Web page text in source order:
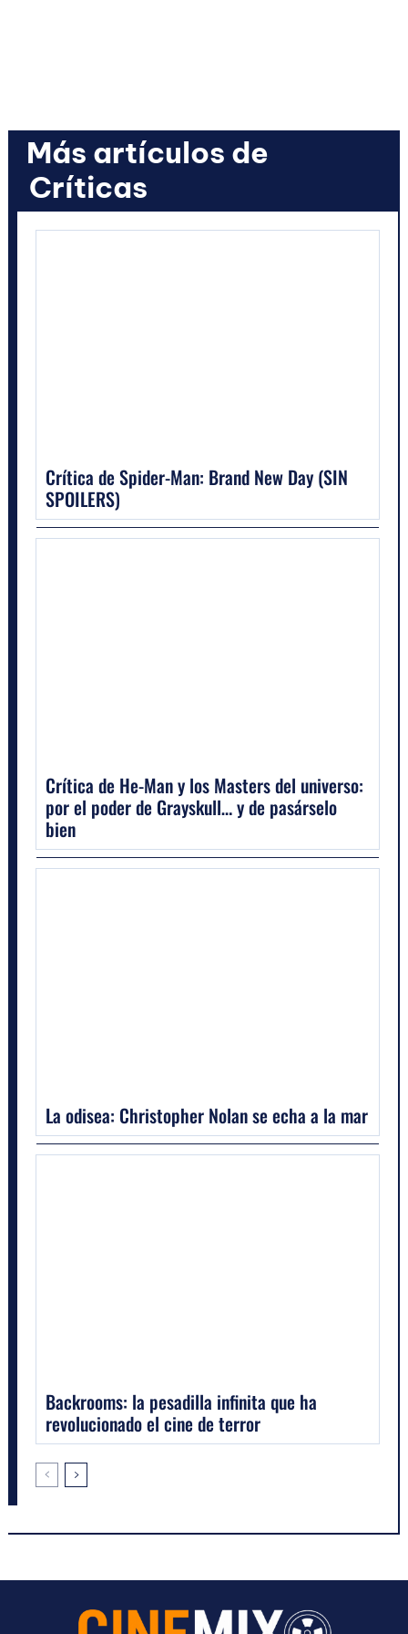
Más artículos de
Críticas
Crítica de Spider-Man: Brand New Day (SIN
SPOILERS)
Crítica de He-Man y los Masters del universo:
por el poder de Grayskull… y de pasárselo
bien
La odisea: Christopher Nolan se echa a la mar
Backrooms: la pesadilla infinita que ha
revolucionado el cine de terror